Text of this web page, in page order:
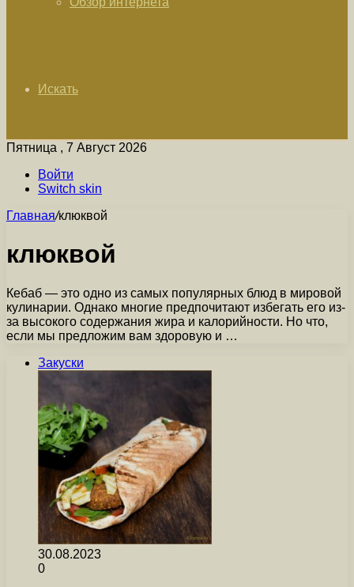
Искать
Пятница , 7 Август 2026
Войти
Switch skin
Главная/клюквой
клюквой
Кебаб — это одно из самых популярных блюд в мировой
кулинарии. Однако многие предпочитают избегать его из-
за высокого содержания жира и калорийности. Но что,
если мы предложим вам здоровую и …
Закуски
30.08.2023
0